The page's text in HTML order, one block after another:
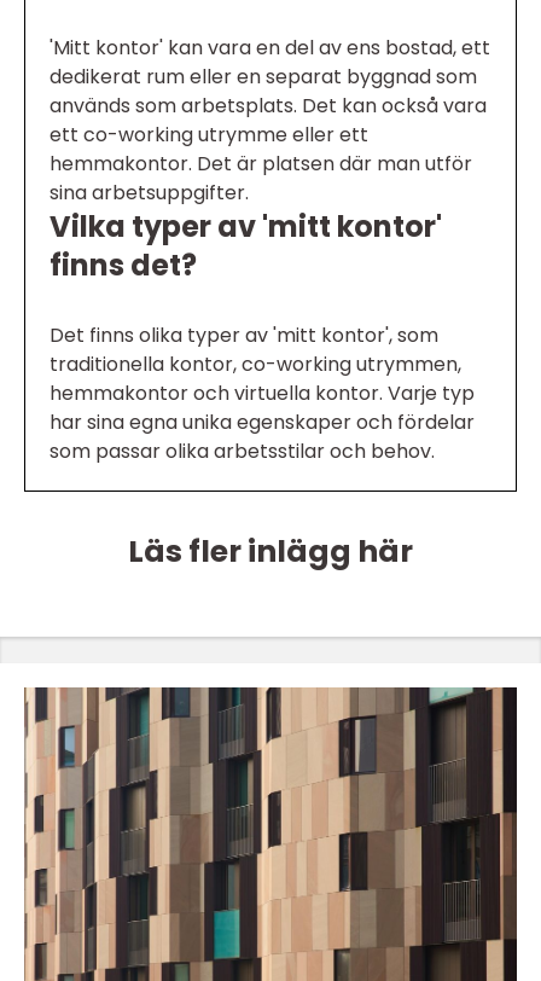
'Mitt kontor' kan vara en del av ens bostad, ett
dedikerat rum eller en separat byggnad som
används som arbetsplats. Det kan också vara
ett co-working utrymme eller ett
hemmakontor. Det är platsen där man utför
sina arbetsuppgifter.
Vilka typer av 'mitt kontor'
finns det?
Det finns olika typer av 'mitt kontor', som
traditionella kontor, co-working utrymmen,
hemmakontor och virtuella kontor. Varje typ
har sina egna unika egenskaper och fördelar
som passar olika arbetsstilar och behov.
Läs fler inlägg här